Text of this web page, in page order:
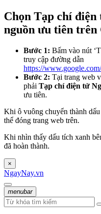
Chọn Tạp chí điện
nguồn ưu tiên trên
Bước 1: Bấm vào nút
truy cập đường dẫn
https://
Bước 2: Tại trang web
phải Tạp chí điện tử
ưu tiên.
Khi ô vuông chuyển thành
thể đóng trang web trên.
Khi nhìn thấy dấu tích xanh
đã hoàn thành.
×
NgayNay.vn
menubar